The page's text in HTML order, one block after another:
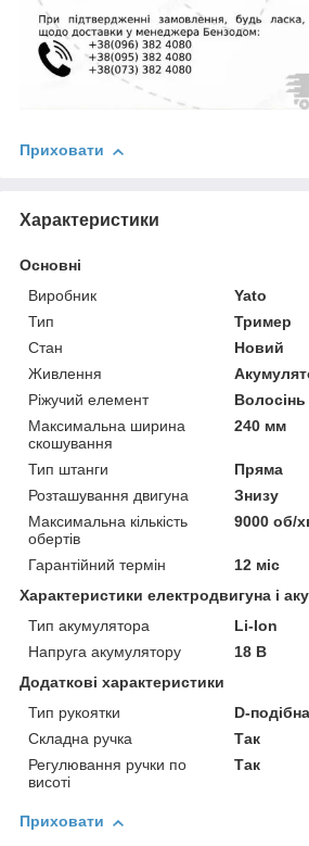
Приховати
Характеристики
Основні
Виробник
Yato
Тип
Тример
Стан
Новий
Живлення
Ріжучий елемент
Волосінь
Максимальна ширина
скошування
240 мм
Тип штанги
Пряма
Розташування двигуна
Знизу
Максимальна кількість
обертів
9000 об/
Гарантійний термін
12 міс
Характеристики електродвигуна і
Тип акумулятора
Li-Ion
Напруга акумулятору
18 В
Додаткові характеристики
Тип рукоятки
D-
Складна ручка
Так
Регулювання ручки по
висоті
Так
Приховати